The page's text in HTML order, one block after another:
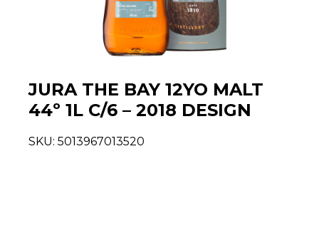
JURA THE BAY 12YO MALT
44º 1L C/6 – 2018 DESIGN
SKU: 5013967013520